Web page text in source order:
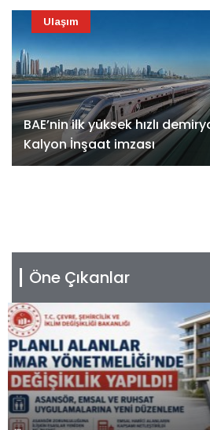
BAE’nin ilk yüksek hızlı
Kalyon İnşaat imzası
Ulaşım
Öne Çıkanlar
07.08.2026